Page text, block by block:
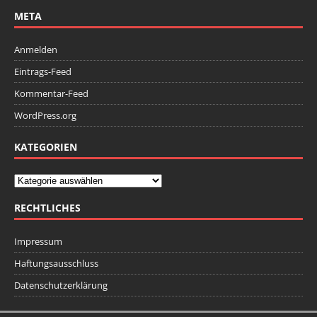
META
Anmelden
Eintrags-Feed
Kommentar-Feed
WordPress.org
KATEGORIEN
RECHTLICHES
Impressum
Haftungsausschluss
Datenschutzerklärung